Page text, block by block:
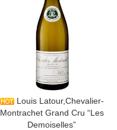
​Louis Latour,Chevalier-
Montrachet Grand Cru “Les
Demoiselles”